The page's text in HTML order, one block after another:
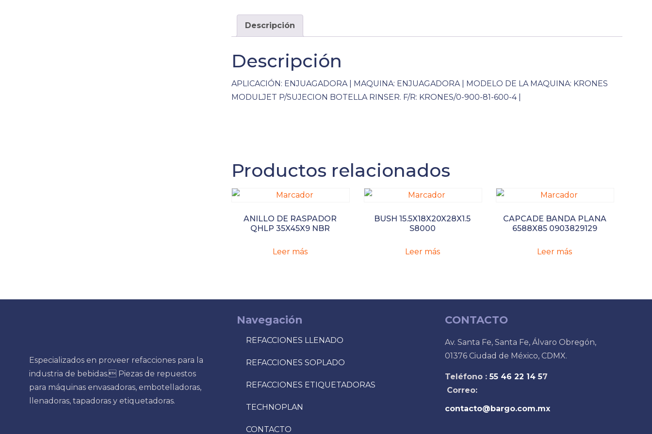
Descripción
Descripción
APLICACIÓN: ENJUAGADORA | MAQUINA: ENJUAGADORA | MODELO DE LA MAQUINA: KRONES
MODULJET P/SUJECION BOTELLA RINSER. F/R: KRONES/0-900-81-600-4 |
Productos relacionados
ANILLO DE RASPADOR
QHLP 35X45X9 NBR
Leer más
BUSH 15.5X18X20X28X1.5
S8000
Leer más
CAPCADE BANDA PLANA
6588X85 0903829129
Leer más
Especializados en proveer refacciones para la
industria de bebidas. Piezas de repuestos
para máquinas envasadoras, embotelladoras,
llenadoras, tapadoras y etiquetadoras.
Navegación
REFACCIONES LLENADO
REFACCIONES SOPLADO
REFACCIONES ETIQUETADORAS
TECHNOPLAN
CONTACTO
CONTACTO
Av. Santa Fe, Santa Fe, Álvaro Obregón,
01376 Ciudad de México, CDMX.
Teléfono :55 46 22 14 57
Correo:
contacto@bargo.com.mx